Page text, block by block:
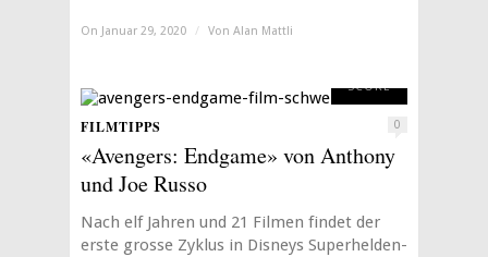
On Januar 29, 2020 / Von Alan Mattli
SCORE
FILMTIPPS 0
«Avengers: Endgame» von Anthony
und Joe Russo
Nach elf Jahren und 21 Filmen findet der
erste grosse Zyklus in Disneys Superhelden-